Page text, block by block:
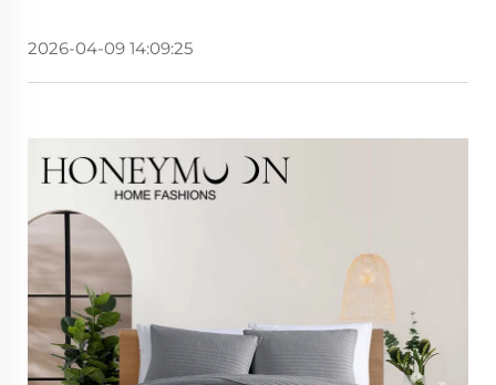
2026-04-09 14:09:25